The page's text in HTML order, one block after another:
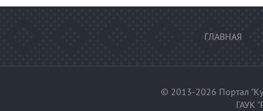
ГЛАВНАЯ
© 2013-2026 Портал
ГАУК